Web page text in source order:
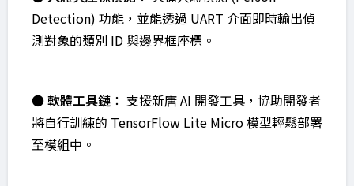
Detection) 功能，並能透過 UART 介面即時輸出偵
測對象的類別 ID 與邊界框座標。
●軟體工具鏈 ： 支援新唐 AI 開發工具，協助開發者
將自行訓練的 TensorFlow Lite Micro 模型輕鬆部署
至模組中。